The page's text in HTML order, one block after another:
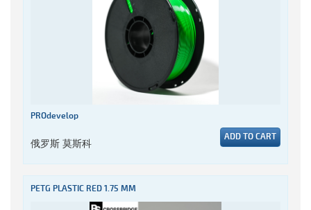
PROdevelop
俄罗斯 莫斯科 ADD TO CART
PETG PLASTIC RED 1.75 MM